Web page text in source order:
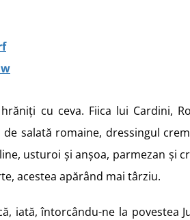
cu ceva. Fiica lui Cardini,
salată romaine, dressingul
usturoi și anșoa, parmezan și
acestea apărând mai târziu.
iată, întorcându-ne la povestea